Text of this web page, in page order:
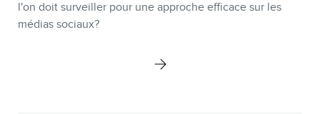
l'on doit surveiller pour une approche efficace sur les
médias sociaux?